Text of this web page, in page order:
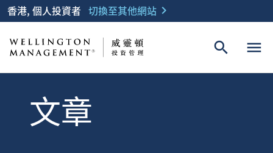
香港, 個人投資者 切換至其他網站 chevron_right
menu
search
文章